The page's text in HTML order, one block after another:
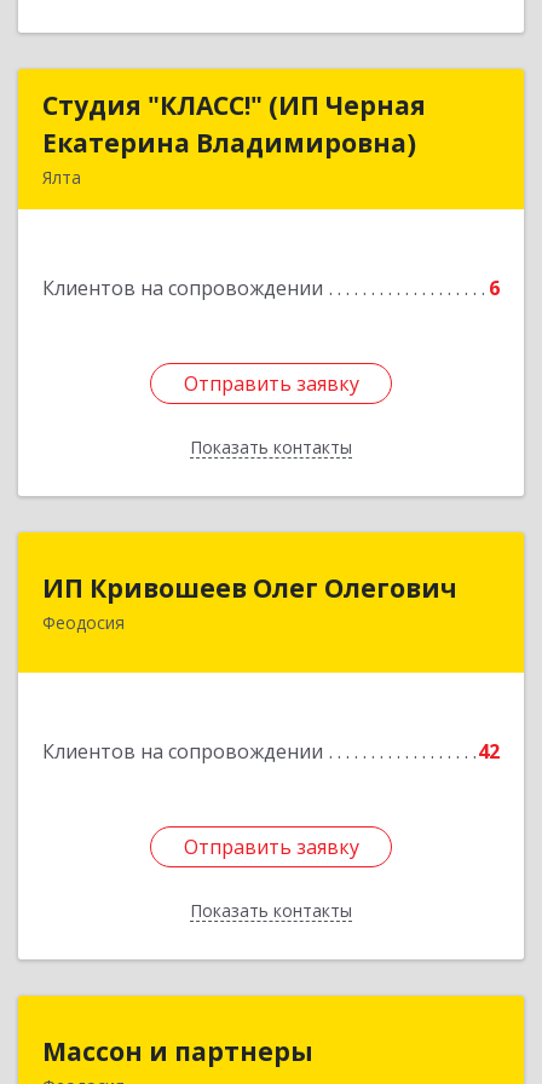
Студия "КЛАСС!" (ИП Черная
Екатерина Владимировна)
Ялта
Клиентов на сопровождении 6
Отправить заявку
Показать контакты
Студия "КЛАСС!" (ИП Черная
Екатерина Владимировна)
Отправить заявку
Назад
ИП Кривошеев Олег Олегович
Феодосия
Клиентов на сопровождении 42
Отправить заявку
Показать контакты
Отправить заявку
Назад
Массон и партнеры